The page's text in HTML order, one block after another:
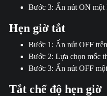
Bước 3: Ấn nút ON một
Hẹn giờ tắt
Bước 1: Ấn nút OFF
Bước 2: Lựa chọn mốc
Bước 3: Ấn nút OFF
Tắt chế độ hẹn giờ